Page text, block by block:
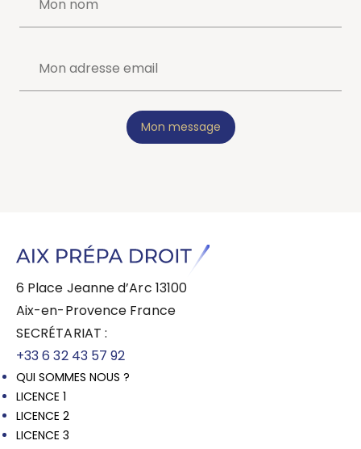
Mon message
6 Place Jeanne d’Arc 13100
Aix-en-Provence France
SECRÉTARIAT :
+33 6 32 43 57 92
QUI SOMMES NOUS ?
LICENCE 1
LICENCE 2
LICENCE 3